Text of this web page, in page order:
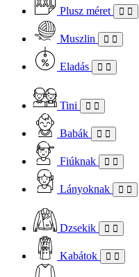
Plusz méret
Muszlin
Eladás
Tini
Babák
Fiúknak
Lányoknak
Dzsekik
Kabátok